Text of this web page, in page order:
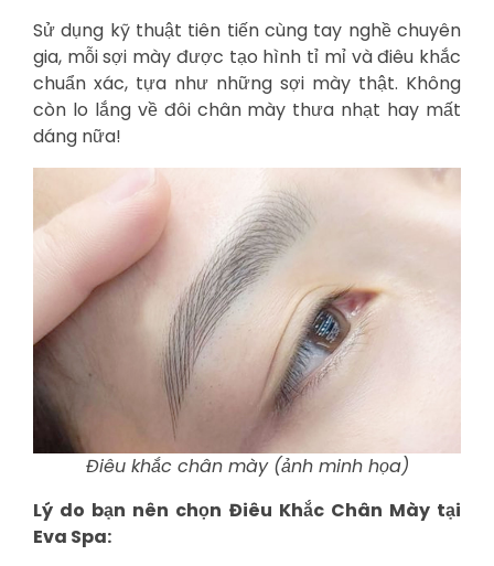
Sử dụng kỹ thuật tiên tiến cùng tay nghề chuyên
gia, mỗi sợi mày được tạo hình tỉ mỉ và điêu khắc
chuẩn xác, tựa như những sợi mày thật. Không
còn lo lắng về đôi chân mày thưa nhạt hay mất
dáng nữa!
Điêu khắc chân mày (ảnh minh họa)
Lý do bạn nên chọn Điêu Khắc Chân Mày tại
Eva Spa: